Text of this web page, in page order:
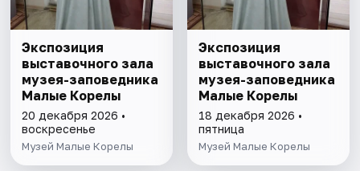
Экспозиция
выставочного зала
музея-заповедника
Малые Корелы
20 декабря 2026 •
воскресенье
Музей Малые Корелы
Экспозиция
выставочного зала
музея-заповедника
Малые Корелы
18 декабря 2026 •
пятница
Музей Малые Корелы